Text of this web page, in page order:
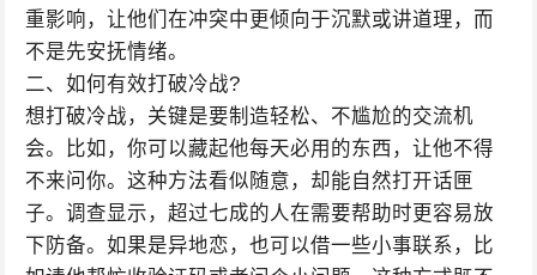
重影响，让他们在冲突中更倾向于沉默或讲道理，而
不是先安抚情绪。
二、如何有效打破冷战?
想打破冷战，关键是要制造轻松、不尴尬的交流机
会。比如，你可以藏起他每天必用的东西，让他不得
不来问你。这种方法看似随意，却能自然打开话匣
子。调查显示，超过七成的人在需要帮助时更容易放
下防备。如果是异地恋，也可以借一些小事联系，比